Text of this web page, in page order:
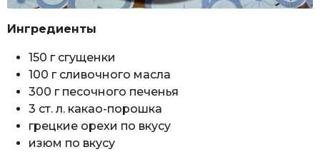
Ингредиенты
150 г сгущенки
100 г сливочного масла
300 г песочного печенья
3 ст. л. какао-порошка
грецкие орехи по вкусу
изюм по вкусу